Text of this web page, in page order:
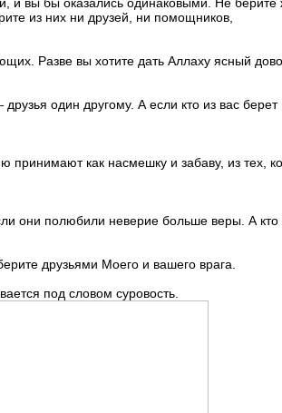
из них ни друзей, ни помощников,
Разве вы хотите дать Аллаху ясный
один другому. А если кто из вас
как на­смешку и забаву, из тех,
они полюбили неве­рие больше веры. А
друзья­ми Моего и вашего врага.
под словом суровость.